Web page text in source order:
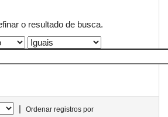
o resultado de busca.
|
Ordenar registros por